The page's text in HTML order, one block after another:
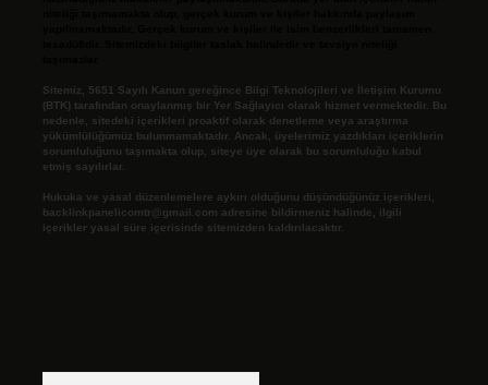
Sitemiz, 5651 Sayılı Kanun gereğince Bilgi Teknolojileri ve İletişim Kurumu
(BTK) tarafından onaylanmış bir Yer Sağlayıcı olarak hizmet vermektedir. Bu
nedenle, sitedeki içerikleri proaktif olarak denetleme veya araştırma
yükümlülüğümüz bulunmamaktadır. Ancak, üyelerimiz yazdıkları içeriklerin
sorumluluğunu taşımakta olup, siteye üye olarak bu sorumluluğu kabul
etmiş sayılırlar.
Hukuka ve yasal düzenlemelere aykırı olduğunu düşündüğünüz içerikleri,
backlinkpanelicomtr@gmail.com adresine bildirmeniz halinde, ilgili
içerikler yasal süre içerisinde sitemizden kaldırılacaktır.